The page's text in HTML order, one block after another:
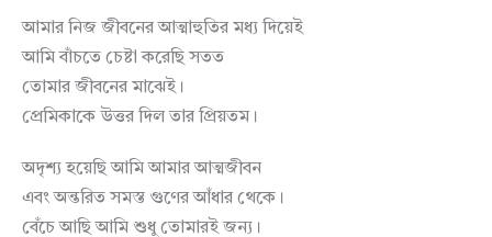
আমার নিজ জীবনের আত্মাহুতির মধ্য দিয়েই
আমি বাঁচতে চেষ্টা করেছি সতত
তোমার জীবনের মাঝেই।
প্রেমিকাকে উত্তর দিল তার প্রিয়তম।
অদৃশ্য হয়েছি আমি আমার আত্মজীবন
এবং অন্তরিত সমস্ত গুণের আঁধার থেকে।
বেঁচে আছি আমি শুধু তোমারই জন্য।